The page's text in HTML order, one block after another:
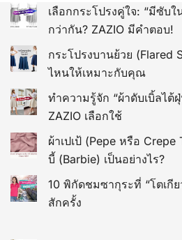
เลือกกระโปรงคู่ใจ: “มีซับ
กว่ากัน? ZAZIO มีคำตอบ!
กระโปรงบานย้วย (Flared
ไหนให้เหมาะกับคุณ
ทำความรู้จัก “ผ้าดับเบิ้ลไต้
ZAZIO เลือกใช้
ผ้าเปเป้ (Pepe หรือ
บี้ (Barbie) เป็นอย่างไร?
10 พิกัดชมซากุระที่ “โตเกี
สักครั้ง